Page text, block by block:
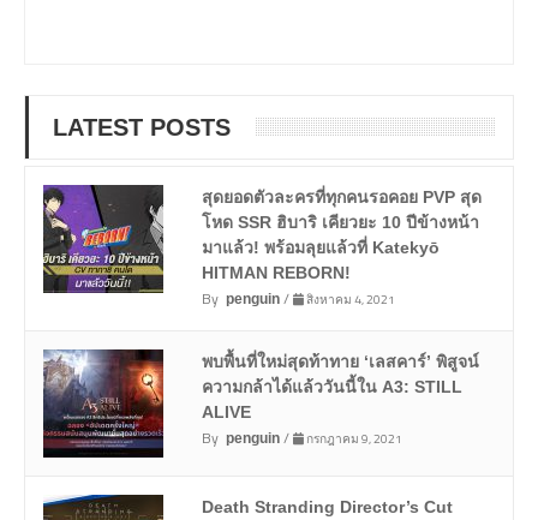
LATEST POSTS
สุดยอดตัวละครที่ทุกคนรอคอย PVP สุด
โหด SSR ฮิบาริ เคียวยะ 10 ปีข้างหน้า
มาแล้ว! พร้อมลุยแล้วที่ Katekyō
HITMAN REBORN!
By penguin/ สิงหาคม 4, 2021
พบพื้นที่ใหม่สุดท้าทาย ‘เลสคาร์’ พิสูจน์
ความกล้าได้แล้ววันนี้ใน A3: STILL
ALIVE
By penguin/ กรกฎาคม 9, 2021
Death Stranding Director’s Cut